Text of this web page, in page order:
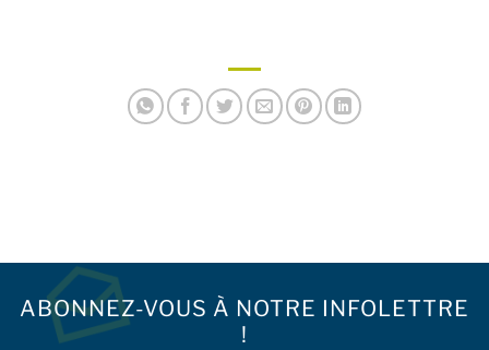
ABONNEZ-VOUS À NOTRE INFOLETTRE
!